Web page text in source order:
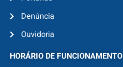
Denúncia
Ouvidoria
HORÁRIO DE FUNCIONAMENTO